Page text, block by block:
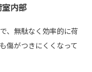
内部
、無駄なく効率的に荷
傷がつきにくくなって